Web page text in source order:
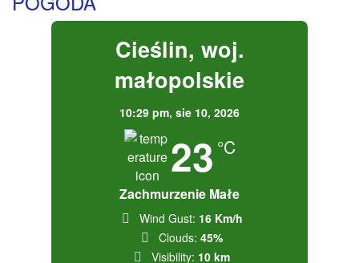
Cieślin, woj.
małopolskie
10:29 pm, sie 10, 2026
23 °C
Zachmurzenie Małe
Wind Gust: 16 Km/h
Clouds: 45%
Visibility: 10 km